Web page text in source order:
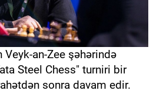
Veyk-an-Zee şəhərində
Steel Chess" turniri bir
sonra davam edir.